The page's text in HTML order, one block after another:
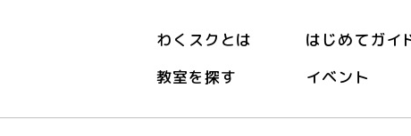
わくスクとは
はじめてガイ
教室を探す
イベント